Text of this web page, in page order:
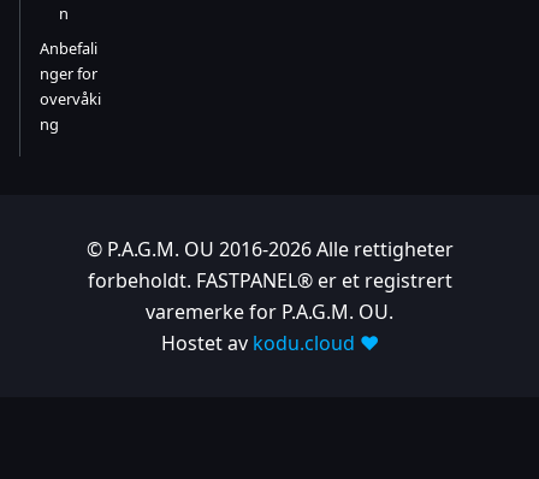
n
Anbefali
nger for
overvåki
ng
© P.A.G.M. OU 2016-2026 Alle rettigheter
forbeholdt. FASTPANEL® er et registrert
varemerke for P.A.G.M. OU.
Hostet av kodu.cloud ❤️